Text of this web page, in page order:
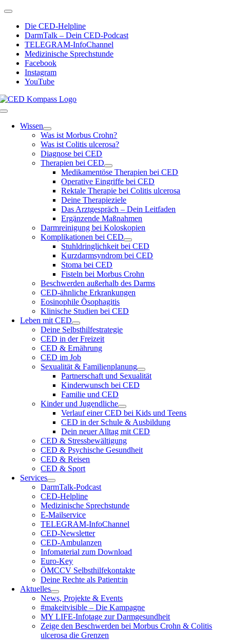
Zum
springen
Toggle
NavigationDie CED-Helpline
DarmTalk – Dein CED-Podcast
TELEGRAM-InfoChannel
Medizinische Sprechstunde
Facebook
Instagram
YouTube
Toggle
NavigationWissen
Was ist Morbus Crohn?
Was ist Colitis ulcerosa?
Diagnose bei CED
Therapien bei CED
Medikamentöse Therapien bei CED
Operative Eingriffe bei CED
Rektale Therapie bei Colitis ulcerosa
Deine Therapieziele
Das Arztgespräch – Dein Leitfaden
Ergänzende Maßnahmen
Darmreinigung bei Koloskopien
Komplikationen bei CED
Stuhldringlichkeit bei CED
Kurzdarmsyndrom bei CED
Stoma bei CED
Fisteln bei Morbus Crohn
Beschwerden außerhalb des Darms
CED-ähnliche Erkrankungen
Eosinophile Ösophagitis
Klinische Studien bei CED
Leben mit CED
Deine Selbsthilfestrategie
CED in der Freizeit
CED & Ernährung
CED im Job
Sexualität & Familienplanung
Partnerschaft und Sexualität
Kinderwunsch bei CED
Familie und CED
Kinder und Jugendliche
Verlauf einer CED bei Kids und Teens
CED in der Schule & Ausbildung
Dein neuer Alltag mit CED
CED & Stressbewältigung
CED & Psychische Gesundheit
CED & Reisen
CED & Sport
Services
DarmTalk-Podcast
CED-Helpline
Medizinische Sprechstunde
E-Mailservice
TELEGRAM-InfoChannel
CED-Newsletter
CED-Ambulanzen
Infomaterial zum Download
Euro-Key
ÖMCCV Selbsthilfekontakte
Deine Rechte als Patient:in
Aktuelles
News, Projekte & Events
#makeitvisible – Die Kampagne
MY LIFE-Infotage zur Darmgesundheit
Zeige den Beschwerden bei Morbus Crohn & Colitis
ulcerosa die Grenzen